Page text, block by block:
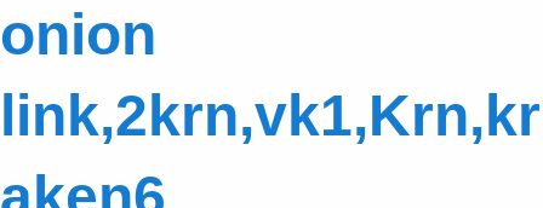
onion
link,2krn,vk1,Krn,kr